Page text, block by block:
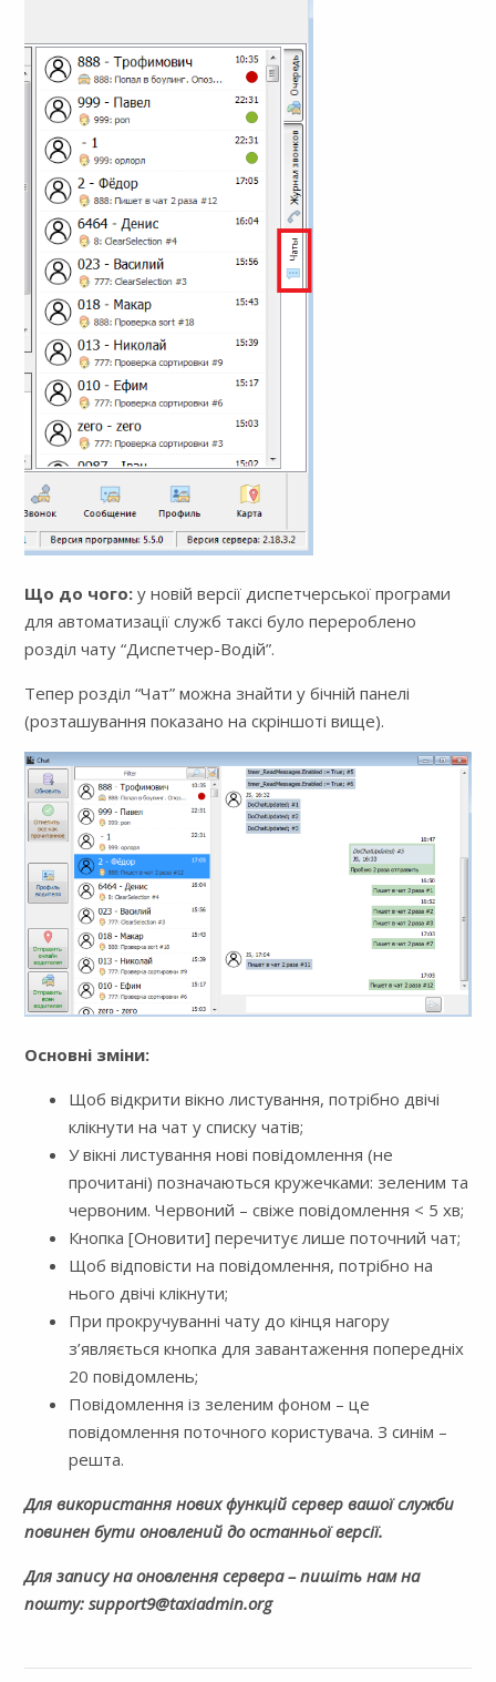
Що до чого: у новій версії диспетчерської програми
для автоматизації служб таксі було перероблено
розділ чату “Диспетчер-Водій”.
Тепер розділ “Чат” можна знайти у бічній панелі
(розташування показано на скріншоті вище).
Основні зміни:
Щоб відкрити вікно листування, потрібно двічі
клікнути на чат у списку чатів;
У вікні листування нові повідомлення (не
прочитані) позначаються кружечками: зеленим та
червоним. Червоний – свіже повідомлення < 5 хв;
Кнопка [Оновити] перечитує лише поточний чат;
Щоб відповісти на повідомлення, потрібно на
нього двічі клікнути;
При прокручуванні чату до кінця нагору
з’являється кнопка для завантаження попередніх
20 повідомлень;
Повідомлення із зеленим фоном – це
повідомлення поточного користувача. З синім –
решта.
Для використання нових функцій сервер вашої служби
повинен бути оновлений до останньої версії.
Для запису на оновлення сервера – пишіть нам на
пошту: support9@taxiadmin.org